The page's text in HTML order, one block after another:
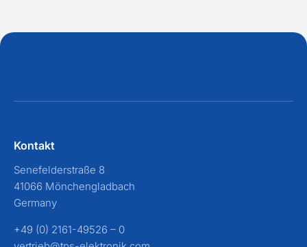
Kontakt
Senefelderstraße 8
41066 Mönchengladbach
Germany
+49 (0) 2161-49526 – 0